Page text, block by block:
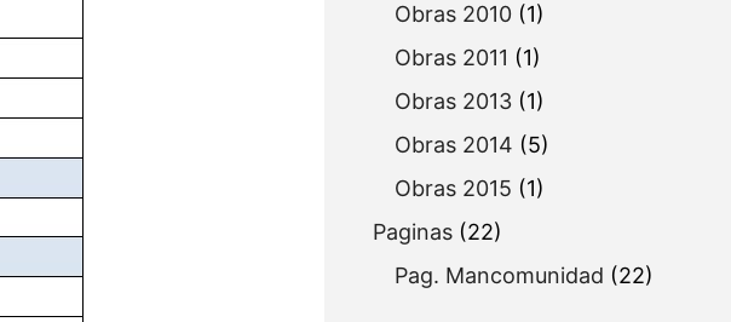
Obras 2010 (1)
Obras 2011 (1)
Obras 2013 (1)
Obras 2014 (5)
Obras 2015 (1)
Paginas (22)
Pag. Mancomunidad (22)